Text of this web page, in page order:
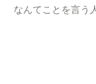
なんてことを言う